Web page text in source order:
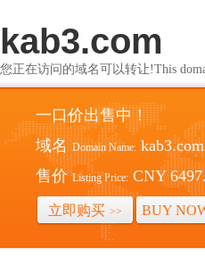
kab3.com
您正在访问的域名可以转让!This
一口价出售中！
域名 Domain Name: kab3.com
售价 Listing Price: CNY
立即购买 >> BUY